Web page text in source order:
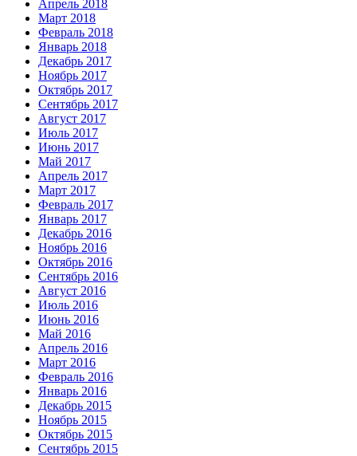
Апрель 2018
Март 2018
Февраль 2018
Январь 2018
Декабрь 2017
Ноябрь 2017
Октябрь 2017
Сентябрь 2017
Август 2017
Июль 2017
Июнь 2017
Май 2017
Апрель 2017
Март 2017
Февраль 2017
Январь 2017
Декабрь 2016
Ноябрь 2016
Октябрь 2016
Сентябрь 2016
Август 2016
Июль 2016
Июнь 2016
Май 2016
Апрель 2016
Март 2016
Февраль 2016
Январь 2016
Декабрь 2015
Ноябрь 2015
Октябрь 2015
Сентябрь 2015